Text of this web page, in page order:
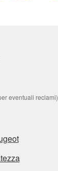
eventuali reclami)